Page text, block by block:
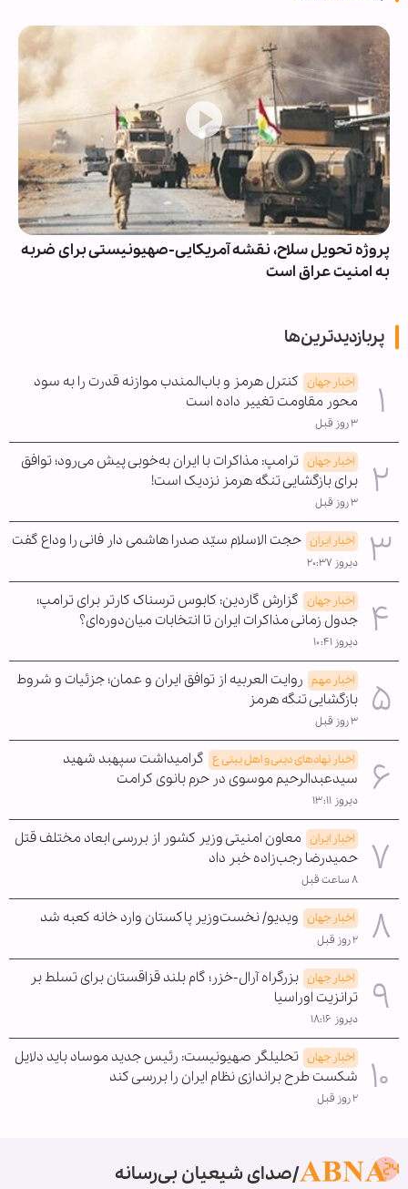
پروژه تحویل سلاح، نقشه آمریکایی-صهیونیستی برای ضربه
به امنیت عراق است
پربازدیدترین‌ها
اخبار جهان کنترل هرمز و باب‌المندب موازنه قدرت را به سود
محور مقاومت تغییر داده است
۳ روز قبل
اخبار جهان ترامپ: مذاکرات با ایران به‌خوبی پیش می‌رود؛ توافق
برای بازگشایی تنگه هرمز نزدیک است!
۳ روز قبل
اخبار ایران حجت الاسلام سیّد صدرا هاشمی دار فانی را وداع گفت
دیروز ۲۰:۳۷
اخبار جهان گزارش گاردین: کابوس ترسناک کارتر برای ترامپ؛
جدول زمانی مذاکرات ایران تا انتخابات میان‌دوره‌ای؟
دیروز ۱۰:۴۱
اخبار مهم روایت العربیه از توافق ایران و عمان؛ جزئیات و شروط
بازگشایی تنگه هرمز
۳ روز قبل
اخبار نهادهای دینی و اهل بیتی ع گرامیداشت سپهبد شهید
سیدعبدالرحیم موسوی در حرم بانوی کرامت
دیروز ۱۳:۱۱
اخبار ایران معاون امنیتی وزیر کشور از بررسی ابعاد مختلف قتل
حمیدرضا رجب‌زاده خبر داد
۸ ساعت قبل
اخبار جهان ویدیو/ نخست‌وزیر پاکستان وارد خانه کعبه شد
۲ روز قبل
اخبار جهان بزرگراه آرال-خزر؛ گام بلند قزاقستان برای تسلط بر
ترانزیت اوراسیا
دیروز ۱۸:۱۶
اخبار جهان تحلیلگر صهیونیست: رئیس جدید موساد باید دلایل
شکست طرح براندازی نظام ایران را بررسی کند
۲ روز قبل
صدای شیعیان بی‌رسانه